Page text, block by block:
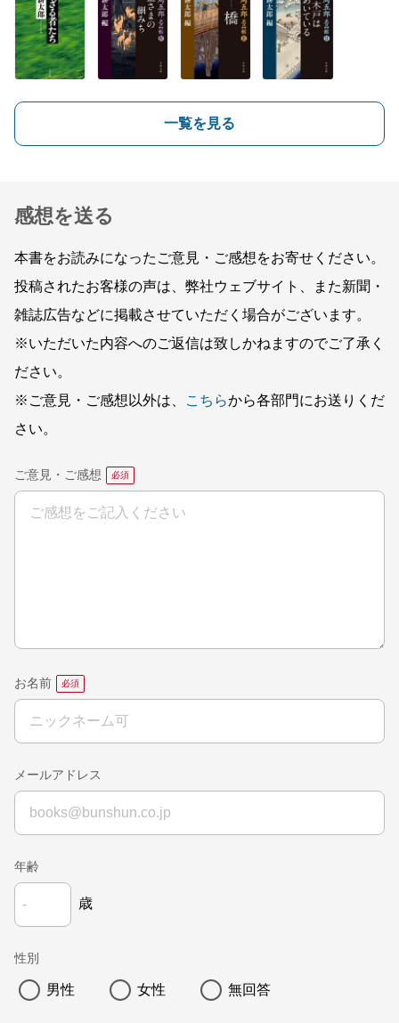
一覧を見る
感想を送る
本書をお読みになったご意見・ご感想をお寄せください。
投稿されたお客様の声は、弊社ウェブサイト、また新聞・
雑誌広告などに掲載させていただく場合がございます。
※いただいた内容へのご返信は致しかねますのでご了承く
ださい。
※ご意見・ご感想以外は、
こちらから各部門にお送りくだ
さい。
ご意見・ご感想
お名前
メールアドレス
年齢
歳
性別
男性 女性 無回答